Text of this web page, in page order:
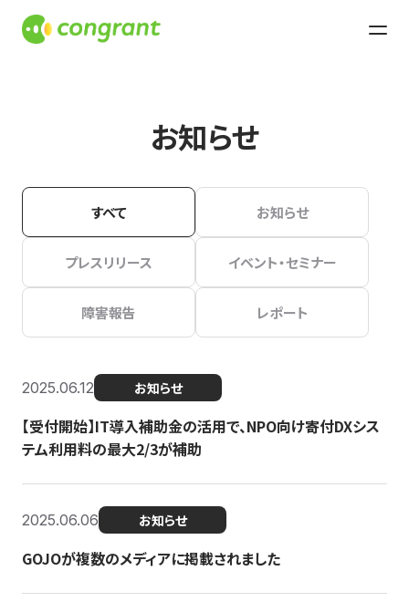
お知らせ
すべて お知らせ
プレスリリース イベント・セミナー
障害報告 レポート
2025.06.12 お知らせ
【受付開始】IT導入補助金の活用で、NPO向け寄付DXシス
テム利用料の最大2/3が補助
2025.06.06 お知らせ
GOJOが複数のメディアに掲載されました